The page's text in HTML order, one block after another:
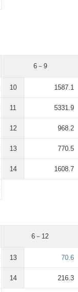
6－9
10 1587.1
11 5331.9
12 968.2
13 770.5
14 1608.7
6－12
13 70.6
14 216.3